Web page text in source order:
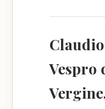
Vespro